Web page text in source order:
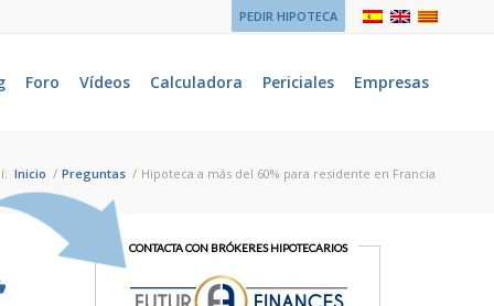
PEDIR HIPOTECA
Foro Vídeos Calculadora Periciales Empresas
Inicio / Preguntas / Hipoteca a más del 60% para residente en Francia